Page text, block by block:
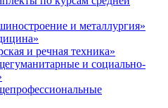
и металлургия»
и речная техника»
и социально-